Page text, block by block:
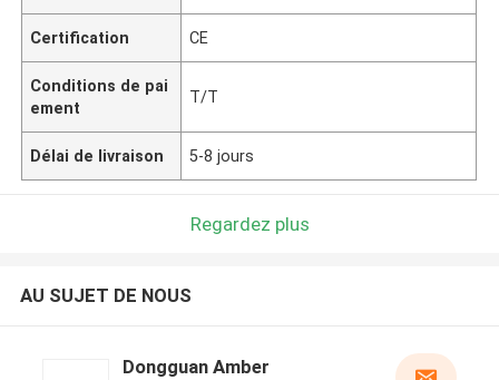
Certification CE
Conditions de pai
ement
T/T
Délai de livraison 5-8 jours
Regardez plus
AU SUJET DE NOUS
Dongguan Amber